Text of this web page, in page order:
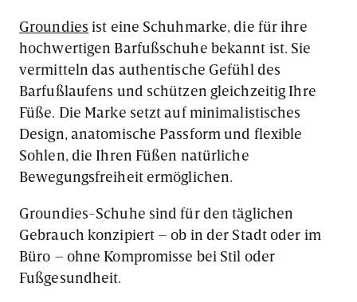
Groundies ist eine Schuhmarke, die für ihre
hochwertigen Barfußschuhe bekannt ist. Sie
vermitteln das authentische Gefühl des
Barfußlaufens und schützen gleichzeitig Ihre
Füße. Die Marke setzt auf minimalistisches
Design, anatomische Passform und flexible
Sohlen, die Ihren Füßen natürliche
Bewegungsfreiheit ermöglichen.
Groundies-Schuhe sind für den täglichen
Gebrauch konzipiert – ob in der Stadt oder im
Büro – ohne Kompromisse bei Stil oder
Fußgesundheit.